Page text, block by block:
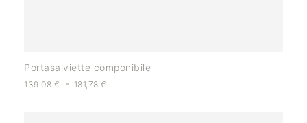
Portasalviette componibile
139,08 € - 181,78€